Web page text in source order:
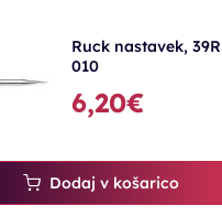
Ruck nastavek,
010
6,20€
Dodaj v košarico